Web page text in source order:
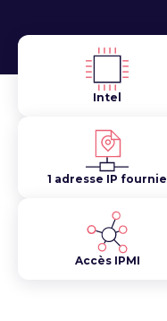
Intel
1 adresse IP fournie
Accès IPMI